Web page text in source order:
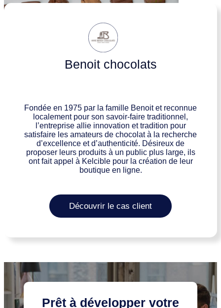
Benoit chocolats
Fondée en 1975 par la famille Benoit et reconnue
localement pour son savoir-faire traditionnel,
l’entreprise allie innovation et tradition pour
satisfaire les amateurs de chocolat à la recherche
d’excellence et d’authenticité. Désireux de
proposer leurs produits à un public plus large, ils
ont fait appel à Kelcible pour la création de leur
boutique en ligne.
Découvrir le cas client
Prêt à développer votre